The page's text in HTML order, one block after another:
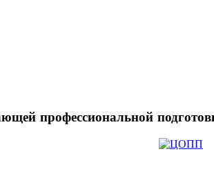
профессиональной